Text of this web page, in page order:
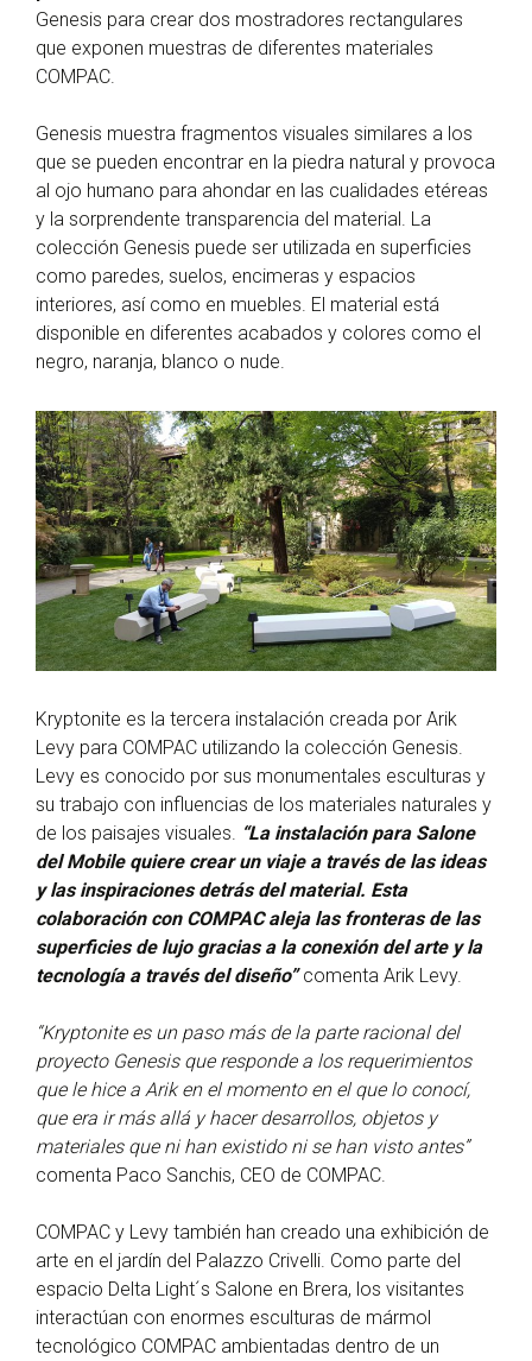
Genesis para crear dos mostradores rectangulares
que exponen muestras de diferentes materiales
COMPAC.
Genesis muestra fragmentos visuales similares a los
que se pueden encontrar en la piedra natural y provoca
al ojo humano para ahondar en las cualidades etéreas
y la sorprendente transparencia del material. La
colección Genesis puede ser utilizada en superficies
como paredes, suelos, encimeras y espacios
interiores, así como en muebles. El material está
disponible en diferentes acabados y colores como el
negro, naranja, blanco o nude.
Kryptonite es la tercera instalación creada por Arik
Levy para COMPAC utilizando la colección Genesis.
Levy es conocido por sus monumentales esculturas y
su trabajo con influencias de los materiales naturales y
de los paisajes visuales.
“La instalación para Salone
del Mobile quiere crear un viaje a través de las ideas
y las inspiraciones detrás del material. Esta
colaboración con COMPAC aleja las fronteras de las
superficies de lujo gracias a la conexión del arte y la
tecnología a través del diseño”comenta Arik Levy.
“Kryptonite es un paso más de la parte racional del
proyecto Genesis que responde a los requerimientos
que le hice a Arik en el momento en el que lo conocí,
que era ir más allá y hacer desarrollos, objetos y
materiales que ni han existido ni se han visto antes”
comenta Paco Sanchis, CEO de COMPAC.
COMPAC y Levy también han creado una exhibición de
arte en el jardín del Palazzo Crivelli. Como parte del
espacio Delta Light´s Salone en Brera, los visitantes
interactúan con enormes esculturas de mármol
tecnológico COMPAC ambientadas dentro de un